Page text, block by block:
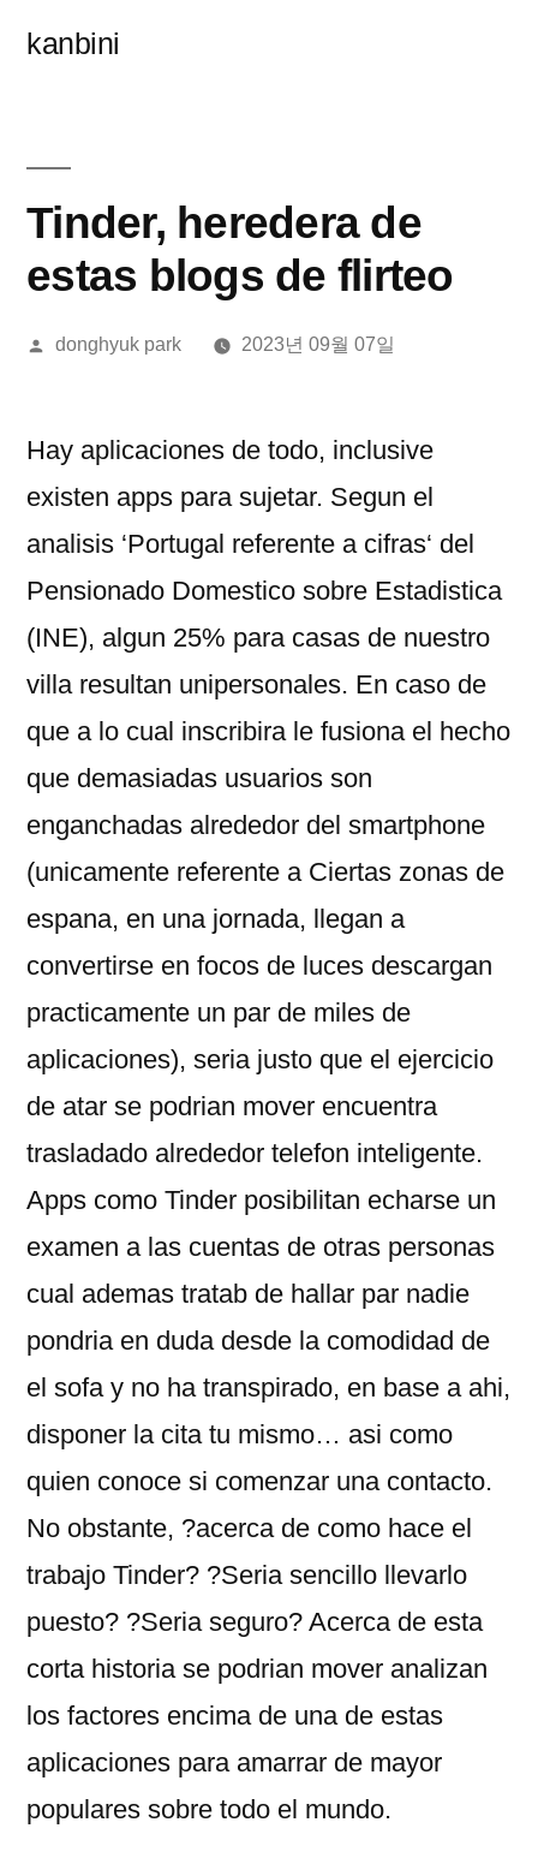
kanbini
Tinder, heredera de
estas blogs de flirteo
올
donghyuk park 2023년 09월 07일
Hay aplicaciones de todo, inclusive
existen apps para sujetar. Segun el
analisis ‘Portugal referente a cifras‘ del
Pensionado Domestico sobre Estadistica
(INE), algun 25% para casas de nuestro
villa resultan unipersonales. En caso de
que a lo cual inscribira le fusiona el hecho
que demasiadas usuarios son
enganchadas alrededor del smartphone
(unicamente referente a Ciertas zonas de
espana, en una jornada, llegan a
convertirse en focos de luces descargan
practicamente un par de miles de
aplicaciones), seri­a justo que el ejercicio
de atar se podri­an mover encuentra
trasladado alrededor telefon inteligente.
Apps como Tinder posibilitan echarse un
examen a las cuentas de otras personas
cual ademas tratab de hallar par nadie
pondri­a en duda desde la comodidad de
el sofa y no ha transpirado, en base a ahi,
disponer la cita tu mismo… asi­ como
quien conoce si comenzar una contacto.
No obstante, ?acerca de como hace el
trabajo Tinder? ?Seri­a sencillo llevarlo
puesto? ?Seri­a seguro? Acerca de esta
corta historia se podri­an mover analizan
los factores encima de una de estas
aplicaciones para amarrar de mayor
populares sobre todo el mundo.